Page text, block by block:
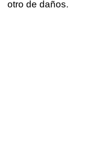
otro de daños.